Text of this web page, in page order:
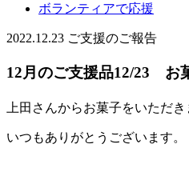
ボランティアで応援
2022.12.23 ご支援のご報告
12月のご支援品12/23 お
上田さんからお菓子をいただき
いつもありがとうございます。